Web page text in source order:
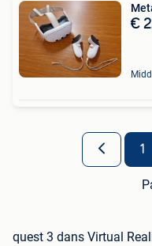
€
1
quest 3 dans Virtual